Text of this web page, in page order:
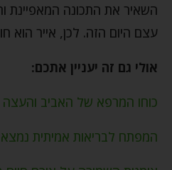
השאיר את התכונה
עצם היום הזה. לכן, אייר הוא
אולי גם זה יעניין אתכם:
כוחו המרפא של האביב והעצה
המפתח לבריאות אמיתית נמצא